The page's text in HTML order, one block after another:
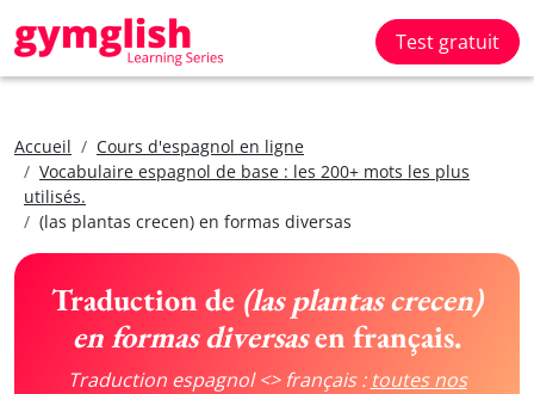
Test gratuit
Accueil
Cours d'espagnol en ligne
Vocabulaire espagnol de base : les 200+ mots les plus
utilisés.
(las plantas crecen) en formas diversas
Traduction de (las plantas crecen)
en formas diversasen français.
Traduction espagnol <> français : toutes nos